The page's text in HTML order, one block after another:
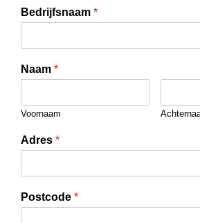
Bedrijfsnaam*
Naam*
Voornaam
Adres*
Postcode*